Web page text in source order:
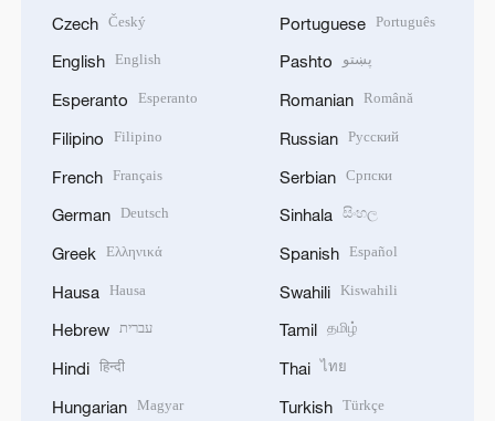
Czech Český
English English
Esperanto Esperanto
Filipino Filipino
French Français
German Deutsch
Greek Ελληνικά
Hausa Hausa
Hebrew עברית
Hindi हिन्दी
Hungarian Magyar
Portuguese Português
Pashto پښتو
Romanian Română
Russian Русский
Serbian Српски
Sinhala සිංහල
Spanish Español
Swahili Kiswahili
Tamil தமிழ்
Thai ไทย
Turkish Türkçe